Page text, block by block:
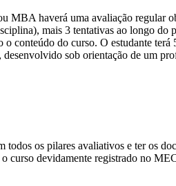
MBA haverá uma avaliação regular
mais 3 tentativas ao longo
conteúdo do curso. O estudante
sob orientação de um
todos os pilares avaliativos e ter os
curso devidamente registrado no